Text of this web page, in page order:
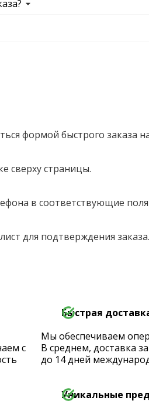
формой быстрого заказа
сверху страницы.
в соответствующие
для подтверждения заказа.
с
Быстрая
Мы обеспечиваем
В среднем, доставка
до 14 дней
Уникальные